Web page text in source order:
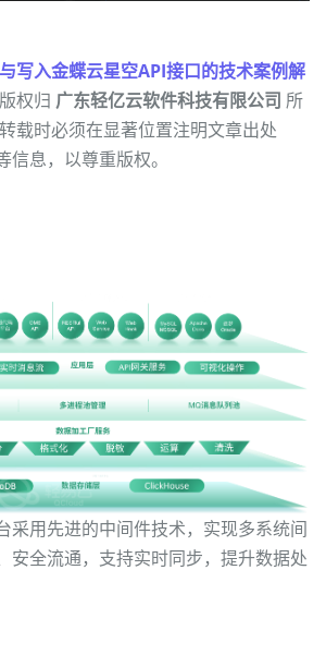
写入金蝶云星空API接口的技术案例解
权归 广东轻亿云软件科技有限公司 所
载时必须在显著位置注明文章出处
信息，以尊重版权。
采用先进的中间件技术，实现多系统间
安全流通，支持实时同步，提升数据处